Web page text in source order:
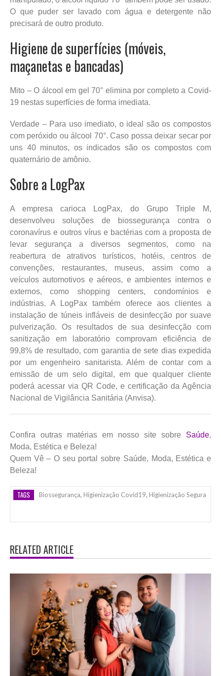
O que puder ser lavado com água e detergente não
precisará de outro produto.
Higiene de superfícies (móveis,
maçanetas e bancadas)
Mito – O álcool em gel 70° elimina por completo a Covid-
19 nestas superfícies de forma imediata.
Verdade – Para uso imediato, o ideal são os compostos
com peróxido ou álcool 70°. Caso possa deixar secar por
uns 40 minutos, os indicados são os compostos com
quaternário de amônio.
Sobre a LogPax
A empresa carioca LogPax, do Grupo Triple M,
desenvolveu soluções de biossegurança contra o
coronavírus e outros vírus e bactérias com a proposta de
levar segurança a diversos segmentos, como na
reabertura de atrativos turísticos, hotéis, centros de
convenções, restaurantes, museus, assim como a
veículos automotivos e aéreos, e ambientes internos e
externos, como shopping centers, condomínios e
indústrias. A LogPax também oferece aos clientes a
instalação de túneis infláveis de desinfecção por suave
pulverização. Os resultados de sua desinfecção com
sanitização em laboratório comprovam eficiência de
99,8% de resultado, com garantia de sete dias expedida
por um engenheiro sanitarista. Além de contar com a
emissão de um selo digital, em que qualquer cliente
poderá acessar via QR Code, e certificação da Agência
Nacional de Vigilância Sanitária (Anvisa).
Confira outras matérias em nosso site sobre Saúde,
Moda, Estética e Beleza!
Quem Vê – O seu portal sobre Saúde, Moda, Estética e
Beleza!
TAGS Biossegurança, Higienização Covid19, Higienização Segura
RELATED ARTICLE